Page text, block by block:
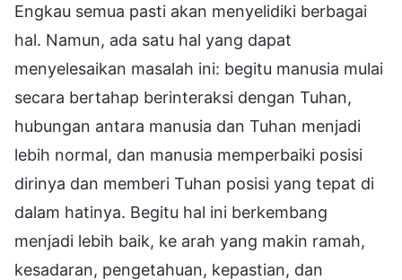
Engkau semua pasti akan menyelidiki berbagai
hal. Namun, ada satu hal yang dapat
menyelesaikan masalah ini: begitu manusia mulai
secara bertahap berinteraksi dengan Tuhan,
hubungan antara manusia dan Tuhan menjadi
lebih normal, dan manusia memperbaiki posisi
dirinya dan memberi Tuhan posisi yang tepat di
dalam hatinya. Begitu hal ini berkembang
menjadi lebih baik, ke arah yang makin ramah,
kesadaran, pengetahuan, kepastian, dan